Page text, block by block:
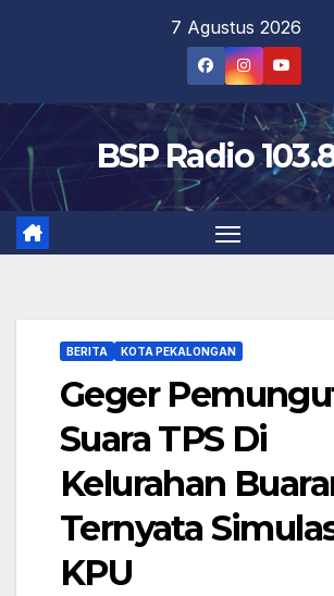
7 Agustus 2026
BSP Radio
BERITA KOTA PEKALONGAN
Geger
Suara TPS Di
Kelurahan
Ternyata
KPU